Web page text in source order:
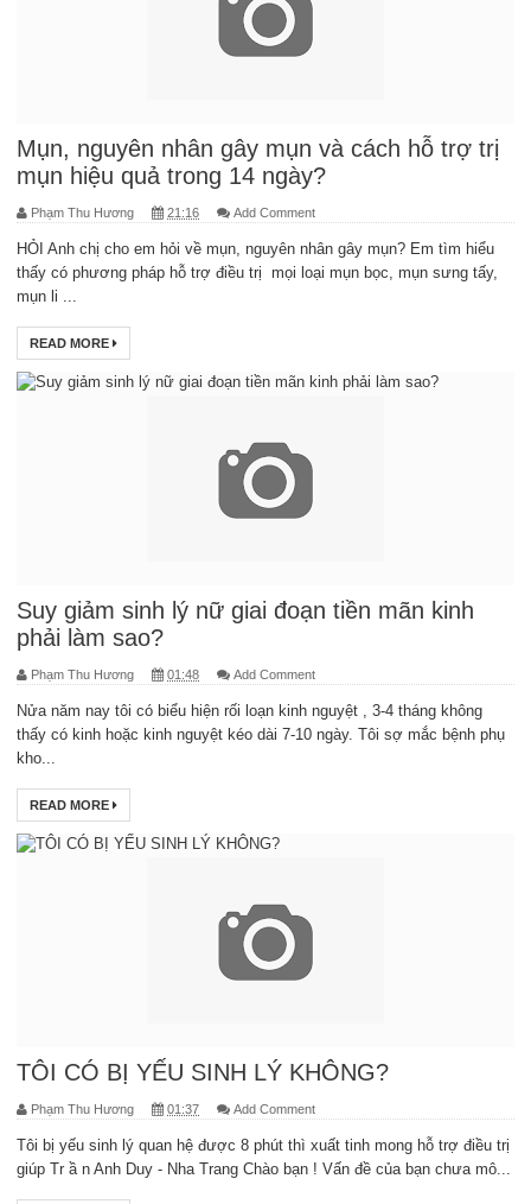
Mụn, nguyên nhân gây mụn và cách hỗ trợ trị
mụn hiệu quả trong 14 ngày?
Phạm Thu Hương 21:16 Add Comment
HỎI Anh chị cho em hỏi về mụn, nguyên nhân gây mụn? Em tìm hiểu
thấy có phương pháp hỗ trợ điều trị mọi loại mụn bọc, mụn sưng tấy,
mụn li ...
READ MORE
Suy giảm sinh lý nữ giai đoạn tiền mãn kinh
phải làm sao?
Phạm Thu Hương 01:48 Add Comment
Nửa năm nay tôi có biểu hiện rối loạn kinh nguyệt , 3-4 tháng không
thấy có kinh hoặc kinh nguyệt kéo dài 7-10 ngày. Tôi sợ mắc bệnh phụ
kho...
READ MORE
TÔI CÓ BỊ YẾU SINH LÝ KHÔNG?
Phạm Thu Hương 01:37 Add Comment
Tôi bị yếu sinh lý quan hệ được 8 phút thì xuất tinh mong hỗ trợ điều trị
giúp Tr ầ n Anh Duy - Nha Trang Chào bạn ! Vấn đề của bạn chưa mô...